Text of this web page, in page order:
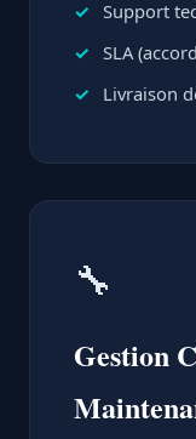
Support
SLA
Livraison
🔧
Gestion